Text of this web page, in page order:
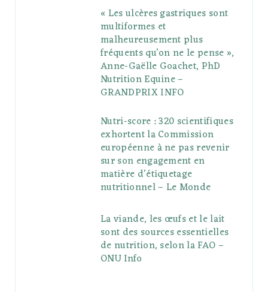
« Les ulcères gastriques sont
multiformes et
malheureusement plus
fréquents qu’on ne le pense »,
Anne-Gaëlle Goachet, PhD
Nutrition Equine –
GRANDPRIX INFO
Nutri-score : 320 scientifiques
exhortent la Commission
européenne à ne pas revenir
sur son engagement en
matière d’étiquetage
nutritionnel – Le Monde
La viande, les œufs et le lait
sont des sources essentielles
de nutrition, selon la FAO –
ONU Info